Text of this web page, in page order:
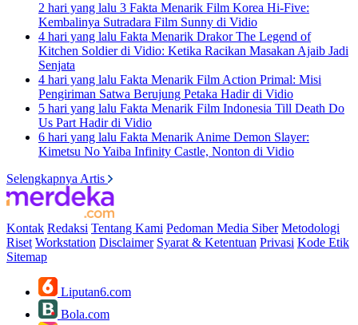
2 hari yang lalu 3 Fakta Menarik Film Korea Hi-Five:
Kembalinya Sutradara Film Sunny di Vidio
4 hari yang lalu Fakta Menarik Drakor The Legend of
Kitchen Soldier di Vidio: Ketika Racikan Masakan Ajaib Jadi
Senjata
4 hari yang lalu Fakta Menarik Film Action Primal: Misi
Pengiriman Satwa Berujung Petaka Hadir di Vidio
5 hari yang lalu Fakta Menarik Film Indonesia Till Death Do
Us Part Hadir di Vidio
6 hari yang lalu Fakta Menarik Anime Demon Slayer:
Kimetsu No Yaiba Infinity Castle, Nonton di Vidio
Selengkapnya Artis
Kontak Redaksi Tentang Kami Pedoman Media Siber Metodologi
Riset Workstation Disclaimer Syarat & Ketentuan Privasi Kode Etik
Sitemap
Liputan6.com
Bola.com